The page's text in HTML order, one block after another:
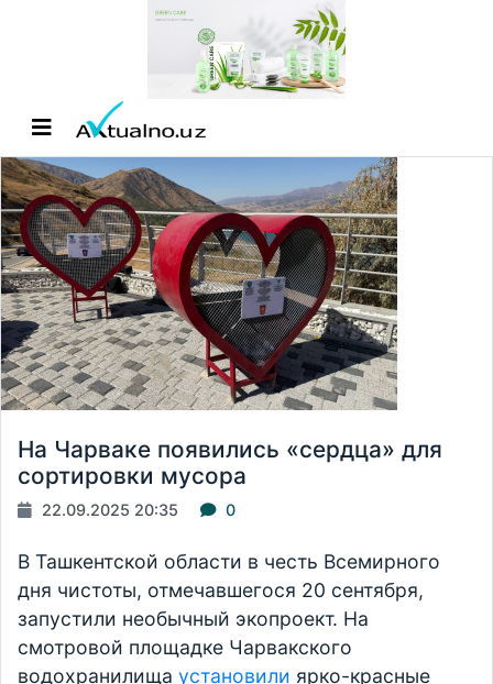
На Чарваке появились «сердца» для
сортировки мусора
22.09.2025 20:35 0
В Ташкентской области в честь Всемирного
дня чистоты, отмечавшегося 20 сентября,
запустили необычный экопроект. На
смотровой площадке Чарвакского
водохранилища установили ярко-красные